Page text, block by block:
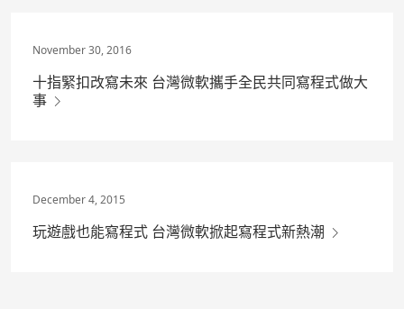
November 30, 2016
十指緊扣改寫未來 台灣微軟攜手全民共同寫程式做大
事
December 4, 2015
玩遊戲也能寫程式 台灣微軟掀起寫程式新熱潮